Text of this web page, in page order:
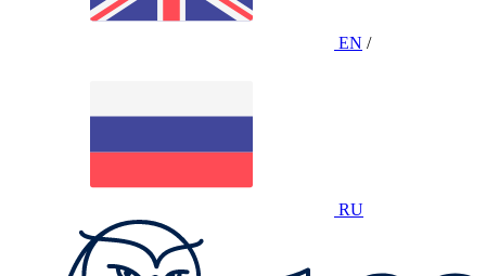
EN /
RU